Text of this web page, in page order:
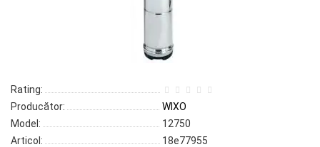
Rating:
Producător:
WIXO
Model:
12750
Articol:
18e77955